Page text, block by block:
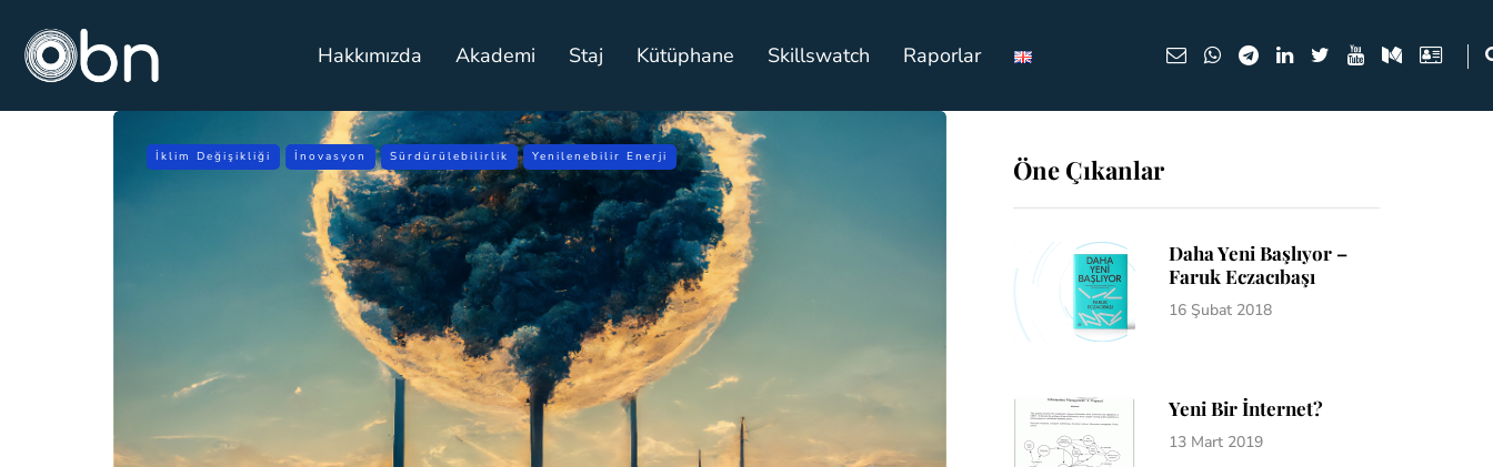
Hakkımızda Akademi Staj Kütüphane Skillswatch Raporlar
İklim Değişikliği İnovasyon Sürdürülebilirlik Yenilenebilir Enerji Öne Çıkanlar
Daha Yeni Başlıyor –
Faruk Eczacıbaşı
16 Şubat 2018
Yeni Bir İnternet?
13 Mart 2019